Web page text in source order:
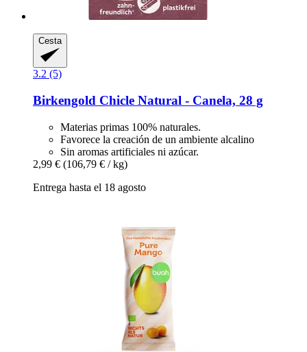
Cesta
3.2 (5)
Birkengold Chicle Natural -​ Canela, 28 g
Materias primas 100% naturales.
Favorece la creación de un ambiente alcalino
Sin aromas artificiales ni azúcar.
2,99 € (106,79 € / kg)
Entrega hasta el 18 agosto